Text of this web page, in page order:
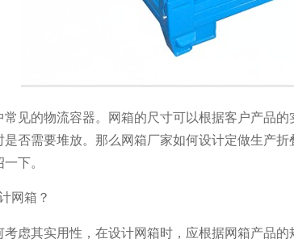
见的物流容器。网箱的尺寸可以根据客户产品的实
是否需要堆放。那么网箱厂家如何设计定做生产
下。
网箱？
考虑其实用性，在设计网箱时，应根据网箱产